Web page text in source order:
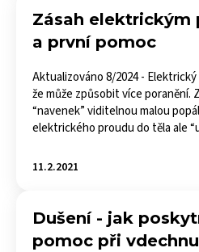
Zásah elektrickým
a první pomoc
Aktualizováno 8/2024 -
že může způsobit více poranění.
“navenek” viditelnou malou
elektrického proudu do těla ale
11.2.2021
Dušení - jak
pomoc při